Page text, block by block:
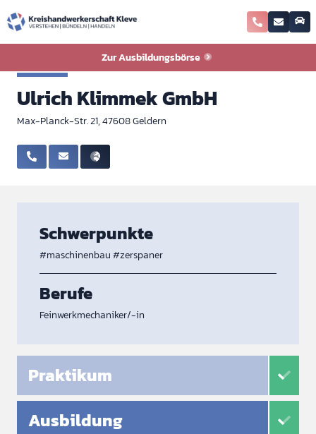
Zur Ausbildungsbörse
Zurück zur Ausbildungsbörse
Ulrich Klimmek GmbH
Max-Planck-Str. 21, 47608 Geldern
Schwerpunkte
#maschinenbau#zerspaner
Berufe
Feinwerkmechaniker/-in
Praktikum
Ausbildung